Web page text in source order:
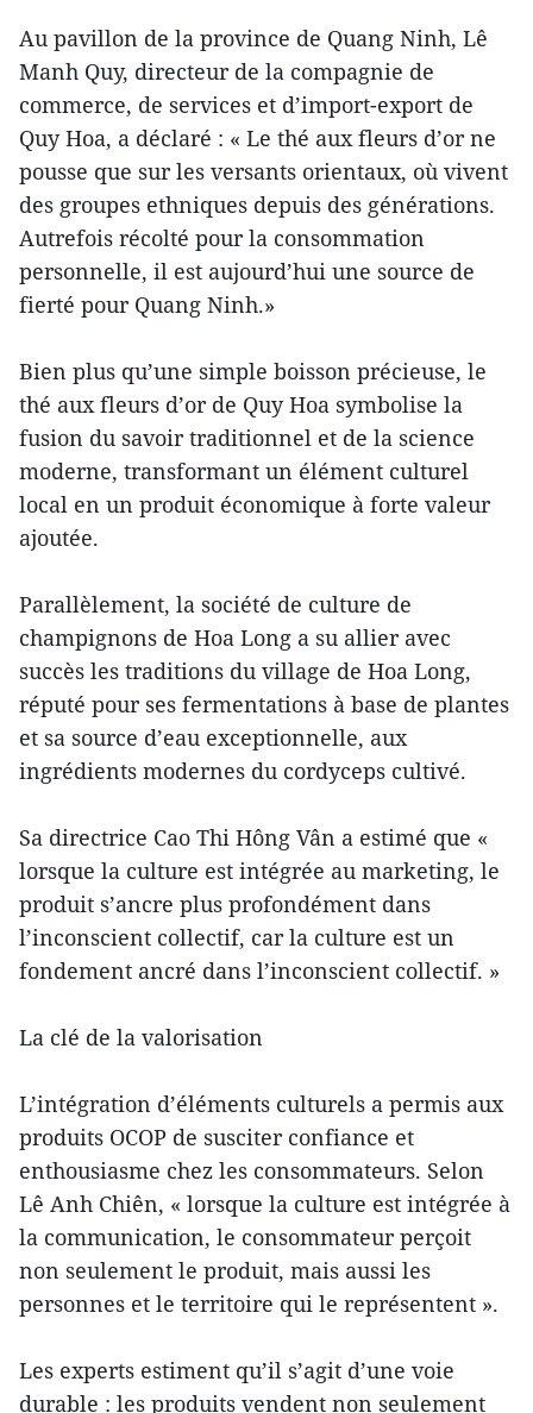
Au pavillon de la province de Quang Ninh, Lê
Manh Quy, directeur de la compagnie de
commerce, de services et d’import-export de
Quy Hoa, a déclaré : « Le thé aux fleurs d’or ne
pousse que sur les versants orientaux, où vivent
des groupes ethniques depuis des générations.
Autrefois récolté pour la consommation
personnelle, il est aujourd’hui une source de
fierté pour Quang Ninh.»
Bien plus qu’une simple boisson précieuse, le
thé aux fleurs d’or de Quy Hoa symbolise la
fusion du savoir traditionnel et de la science
moderne, transformant un élément culturel
local en un produit économique à forte valeur
ajoutée.
Parallèlement, la société de culture de
champignons de Hoa Long a su allier avec
succès les traditions du village de Hoa Long,
réputé pour ses fermentations à base de plantes
et sa source d’eau exceptionnelle, aux
ingrédients modernes du cordyceps cultivé.
Sa directrice Cao Thi Hông Vân a estimé que «
lorsque la culture est intégrée au marketing, le
produit s’ancre plus profondément dans
l’inconscient collectif, car la culture est un
fondement ancré dans l’inconscient collectif. »
La clé de la valorisation
L’intégration d’éléments culturels a permis aux
produits OCOP de susciter confiance et
enthousiasme chez les consommateurs. Selon
Lê Anh Chiên, « lorsque la culture est intégrée à
la communication, le consommateur perçoit
non seulement le produit, mais aussi les
personnes et le territoire qui le représentent ».
Les experts estiment qu’il s’agit d’une voie
durable : les produits vendent non seulement